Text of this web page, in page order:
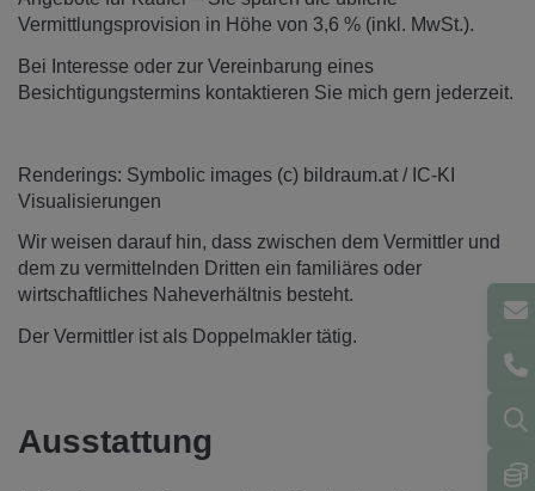
Vermittlungsprovision in Höhe von 3,6 % (inkl. MwSt.).
Bei Interesse oder zur Vereinbarung eines
Besichtigungstermins kontaktieren Sie mich gern jederzeit.
Renderings: Symbolic images (c) bildraum.at / IC-KI
Visualisierungen
Wir weisen darauf hin, dass zwischen dem Vermittler und
dem zu vermittelnden Dritten ein familiäres oder
wirtschaftliches Naheverhältnis besteht.
Der Vermittler ist als Doppelmakler tätig.
Ausstattung